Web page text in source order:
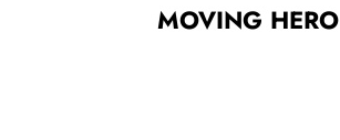
MOVING HERO